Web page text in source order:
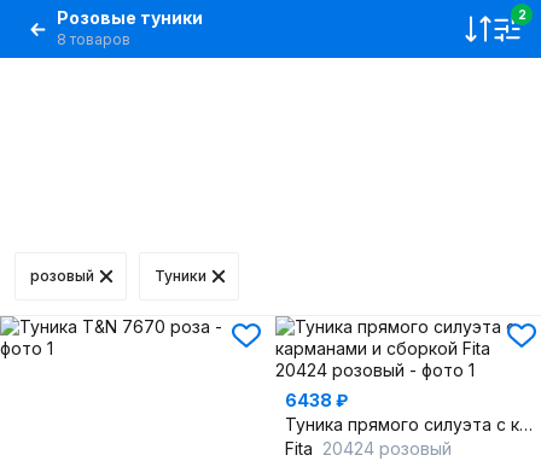
Розовые туники
8 товаров
2
розовый Туники
6438 ₽
Туника прямого силуэта с карманами и сборкой
Fita 20424 розовый